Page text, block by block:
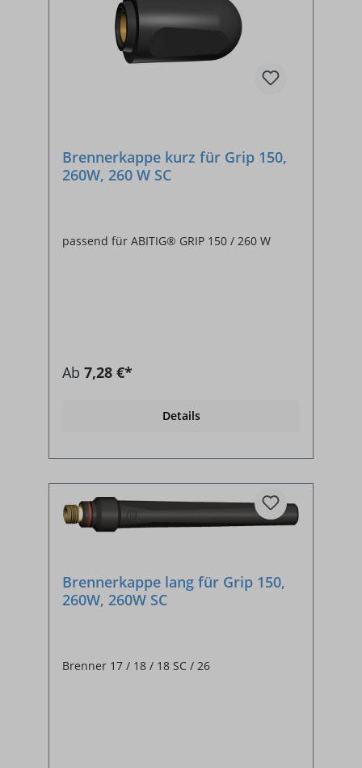
Brennerkappe kurz für Grip 150,
260W, 260 W SC
passend für ABITIG® GRIP 150 / 260 W
Ab 7,28 €*
Details
Brennerkappe lang für Grip 150,
260W, 260W SC
Brenner 17 / 18 / 18 SC / 26